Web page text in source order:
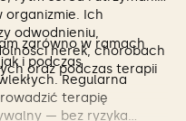
organizmie. Ich
odwodnieniu,
nerek, chorobach
oraz podczas terapii
zarówno w ramach
i podczas
Regularna
terapię
— bez ryzyka